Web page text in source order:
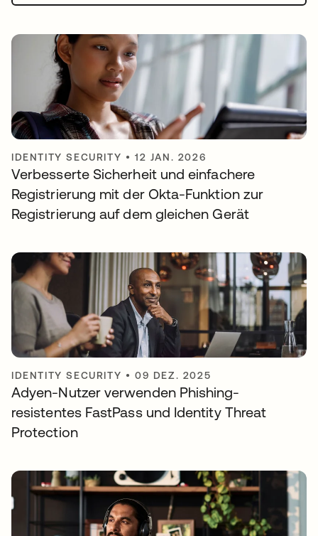
IDENTITY SECURITY •12 JAN. 2026
Verbesserte Sicherheit und einfachere
Registrierung mit der Okta-Funktion zur
Registrierung auf dem gleichen Gerät
IDENTITY SECURITY •09 DEZ. 2025
Adyen-Nutzer verwenden Phishing-
resistentes FastPass und Identity Threat
Protection